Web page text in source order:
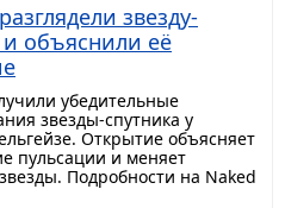
звезду-
и объяснили её
убедительные
звезды-спутника у
Открытие объясняет
пульсации и меняет
Подробности на Naked